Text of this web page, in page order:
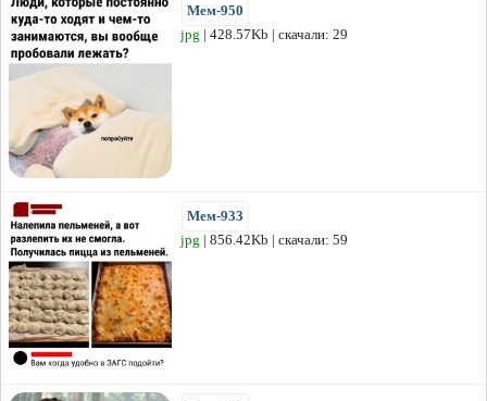
Мем-950
jpg | 428.57Kb | скачали: 29
Мем-933
jpg | 856.42Kb | скачали: 59